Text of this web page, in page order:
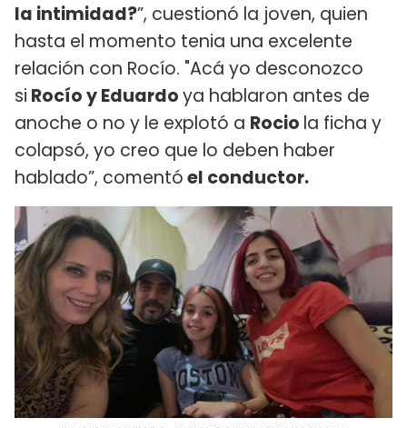
la intimidad?”, cuestionó la joven, quien
hasta el momento tenia una excelente
relación con Rocío. "Acá yo desconozco
si Rocío y Eduardoya hablaron antes de
anoche o no y le explotó a Rocio la ficha y
colapsó, yo creo que lo deben haber
hablado”, comentóel conductor.